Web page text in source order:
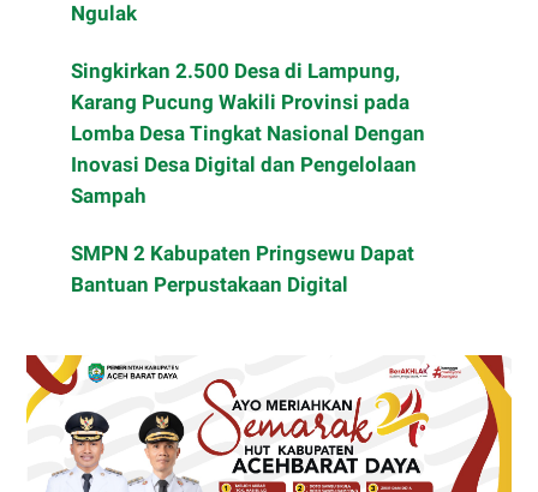
Ngulak
Singkirkan 2.500 Desa di Lampung,
Karang Pucung Wakili Provinsi pada
Lomba Desa Tingkat Nasional Dengan
Inovasi Desa Digital dan Pengelolaan
Sampah
SMPN 2 Kabupaten Pringsewu Dapat
Bantuan Perpustakaan Digital